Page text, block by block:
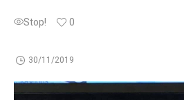
Stop! 0
30/11/2019